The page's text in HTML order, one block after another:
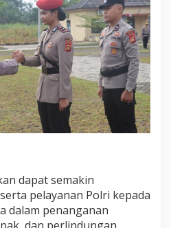
dapat semakin
pelayanan Polri kepada
dalam penanganan